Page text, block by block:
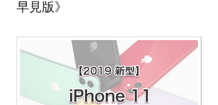
早見版》